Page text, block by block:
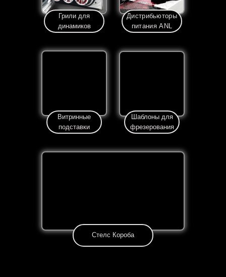
Грили для
динамиков
Дистрибьюторы
питания ANL
Шаблоны для
фрезерования
Витринные
подставки
Стелс Короба